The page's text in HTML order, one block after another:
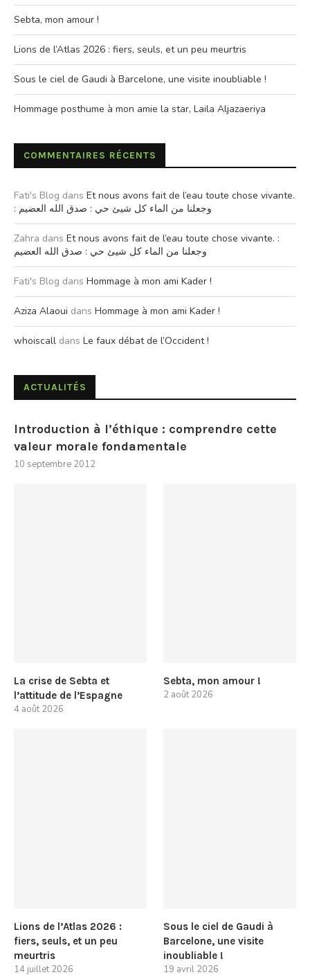
Sebta, mon amour !
Lions de l’Atlas 2026 : fiers, seuls, et un peu meurtris
Sous le ciel de Gaudi à Barcelone, une visite inoubliable !
Hommage posthume à mon amie la star, Laila Aljazaeriya
COMMENTAIRES RÉCENTS
Fati's Blog dans Et nous avons fait de l’eau toute chose vivante.
: وجعلنا من الماء كل شيئ حي : صدق الله العضيم
Zahra dans Et nous avons fait de l’eau toute chose vivante. :
وجعلنا من الماء كل شيئ حي : صدق الله العضيم
Fati's Blog dans Hommage à mon ami Kader !
Aziza Alaoui dans Hommage à mon ami Kader !
whoiscall dans Le faux débat de l’Occident !
ACTUALITÉS
Introduction à l’éthique : comprendre cette
valeur morale fondamentale
10 septembre 2012
La crise de Sebta et
l’attitude de l’Espagne
4 août 2026
Sebta, mon amour !
2 août 2026
Lions de l’Atlas 2026 :
fiers, seuls, et un peu
meurtris
14 juillet 2026
Sous le ciel de Gaudi à
Barcelone, une visite
inoubliable !
19 avril 2026